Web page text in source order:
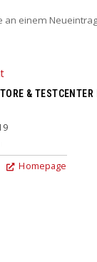
an einem
& TESTCENTER
Homepage